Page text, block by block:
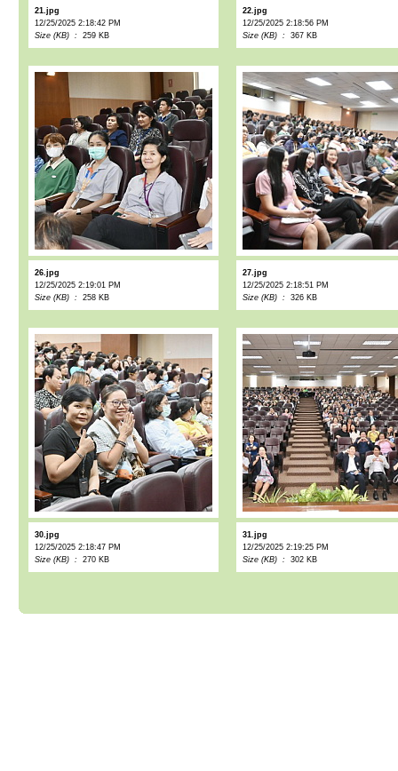
21.jpg
12/25/2025 2:18:42 PM
Size (KB) : 259 KB
22.jpg
12/25/2025 2:18:56 PM
Size (KB) : 367 KB
26.jpg
12/25/2025 2:19:01 PM
Size (KB) : 258 KB
27.jpg
12/25/2025 2:18:51 PM
Size (KB) : 326 KB
30.jpg
12/25/2025 2:18:47 PM
Size (KB) : 270 KB
31.jpg
12/25/2025 2:19:25 PM
Size (KB) : 302 KB